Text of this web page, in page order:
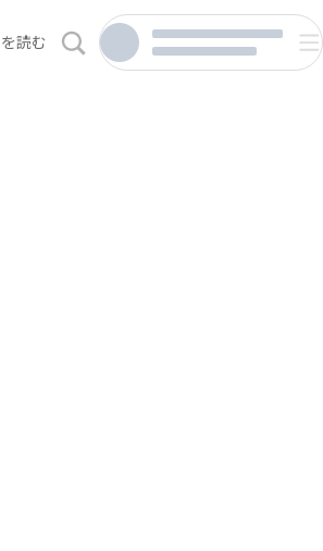
を読む